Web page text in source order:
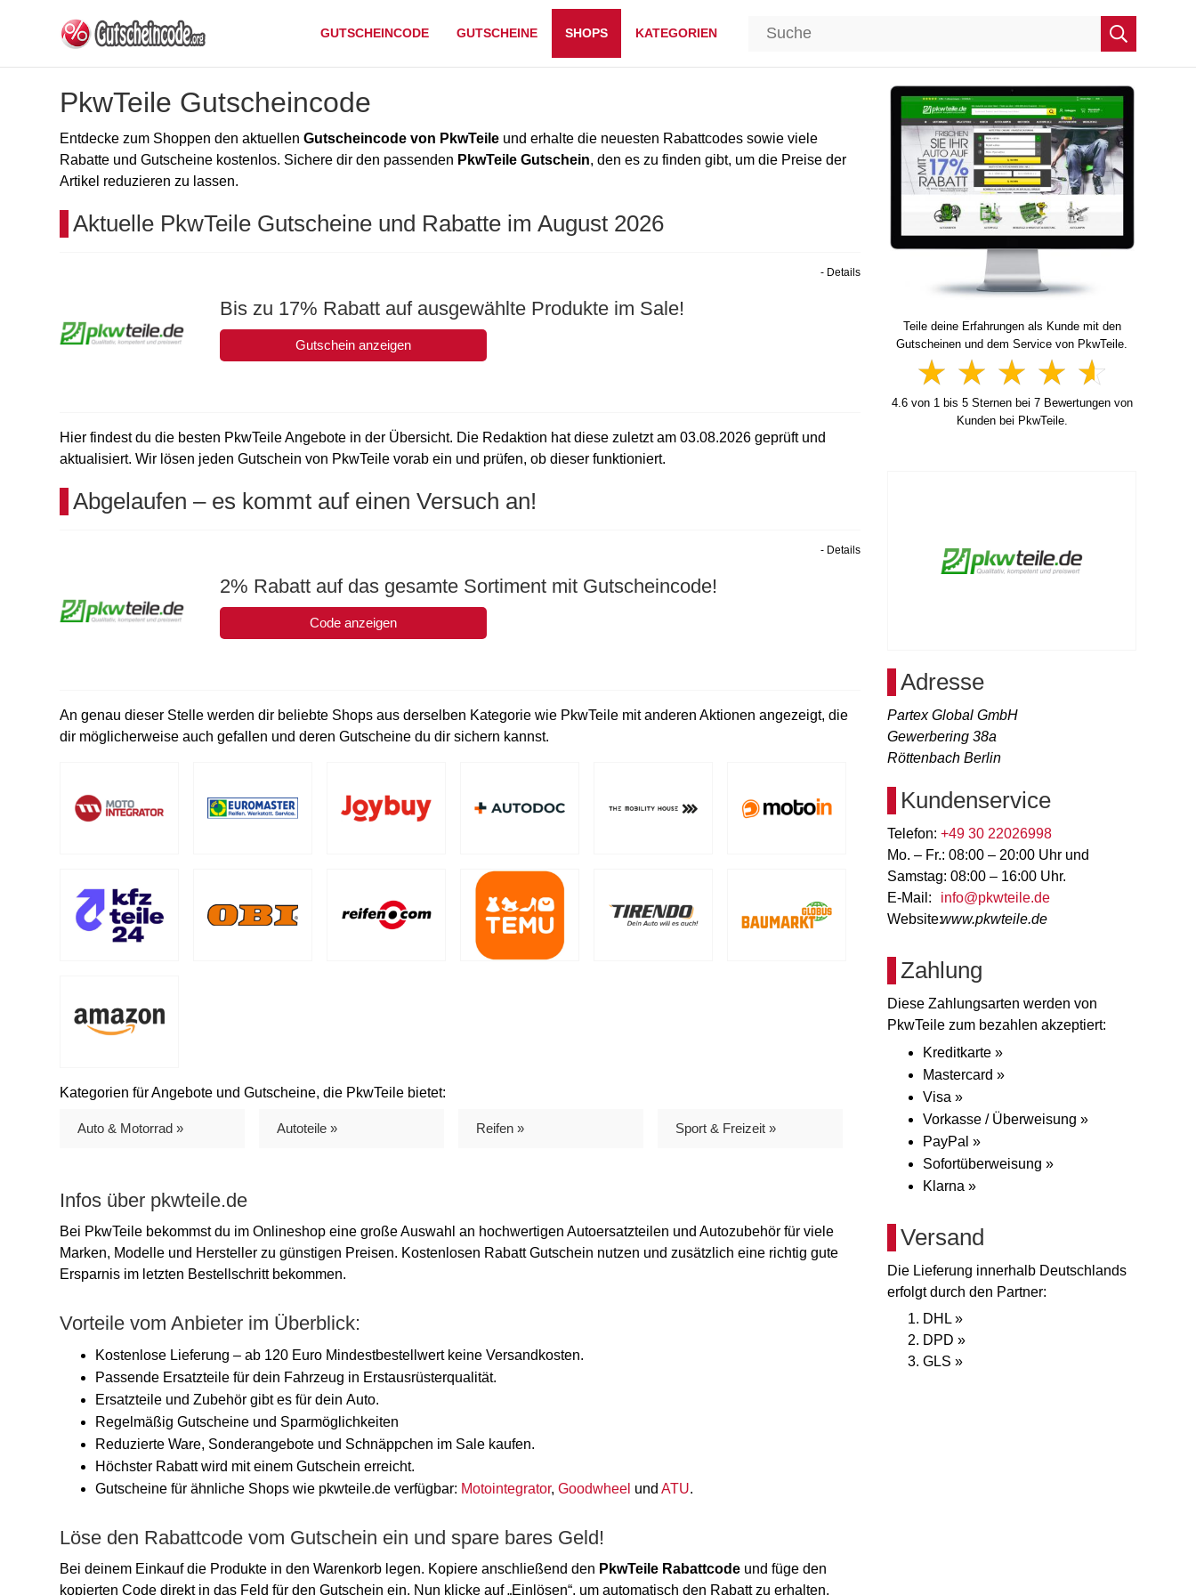
GUTSCHEINCODE GUTSCHEINE SHOPS KATEGORIEN
PkwTeile Gutscheincode
Entdecke zum Shoppen den aktuellen Gutscheincode von PkwTeile und erhalte die neuesten Rabattcodes sowie viele
Rabatte und Gutscheine kostenlos. Sichere dir den passenden PkwTeile Gutschein, den es zu finden gibt, um die Preise der
Artikel reduzieren zu lassen.
Aktuelle PkwTeile Gutscheine und Rabatte im August 2026
Bis zu 17% Rabatt auf ausgewählte Produkte im Sale!
Gutschein anzeigen
- Details
Hier findest du die besten PkwTeile Angebote in der Übersicht. Die Redaktion hat diese zuletzt am 03.08.2026 geprüft und
aktualisiert. Wir lösen jeden Gutschein von PkwTeile vorab ein und prüfen, ob dieser funktioniert.
Abgelaufen – es kommt auf einen Versuch an!
2% Rabatt auf das gesamte Sortiment mit Gutscheincode!
Code anzeigen
- Details
An genau dieser Stelle werden dir beliebte Shops aus derselben Kategorie wie PkwTeile mit anderen Aktionen angezeigt, die
dir möglicherweise auch gefallen und deren Gutscheine du dir sichern kannst.
Kategorien für Angebote und Gutscheine, die PkwTeile bietet:
Auto & Motorrad » Autoteile » Reifen » Sport & Freizeit »
Infos über pkwteile.de
Bei PkwTeile bekommst du im Onlineshop eine große Auswahl an hochwertigen Autoersatzteilen und Autozubehör für viele
Marken, Modelle und Hersteller zu günstigen Preisen. Kostenlosen Rabatt Gutschein nutzen und zusätzlich eine richtig gute
Ersparnis im letzten Bestellschritt bekommen.
Vorteile vom Anbieter im Überblick:
Kostenlose Lieferung – ab 120 Euro Mindestbestellwert keine Versandkosten.
Passende Ersatzteile für dein Fahrzeug in Erstausrüsterqualität.
Ersatzteile und Zubehör gibt es für dein Auto.
Regelmäßig Gutscheine und Sparmöglichkeiten
Reduzierte Ware, Sonderangebote und Schnäppchen im Sale kaufen.
Höchster Rabatt wird mit einem Gutschein erreicht.
Gutscheine für ähnliche Shops wie pkwteile.de verfügbar: Motointegrator, Goodwheel und ATU.
Löse den Rabattcode vom Gutschein ein und spare bares Geld!
Bei deinem Einkauf die Produkte in den Warenkorb legen. Kopiere anschließend den PkwTeile Rabattcode und füge den
kopierten Code direkt in das Feld für den Gutschein ein. Nun klicke auf „Einlösen“, um automatisch den Rabatt zu erhalten.
Teile deine Erfahrungen als Kunde mit den
Gutscheinen und dem Service von PkwTeile.
4.6von 1bis 5Sternen bei 7Bewertungen von
Kunden bei PkwTeile.
Adresse
Partex Global GmbH
Gewerbering 38a
Röttenbach Berlin
Kundenservice
Telefon: +49 30 22026998
Mo. – Fr.: 08:00 – 20:00 Uhr und
Samstag: 08:00 – 16:00 Uhr.
E-Mail:
info@pkwteile.de
Website:www.pkwteile.de
Zahlung
Diese Zahlungsarten werden von
PkwTeile zum bezahlen akzeptiert:
Kreditkarte »
Mastercard »
Visa »
Vorkasse / Überweisung »
PayPal »
Sofortüberweisung »
Klarna »
Versand
Die Lieferung innerhalb Deutschlands
erfolgt durch den Partner:
DHL »
DPD »
GLS »